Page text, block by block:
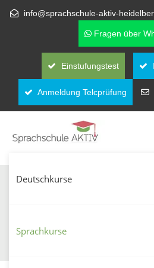
info@sprachschule-aktiv-
Fragen über
Einstufungstest
Anmeldung Telcprüfung
Deutschkurse
Sprachkurse
Gruppenkurse und